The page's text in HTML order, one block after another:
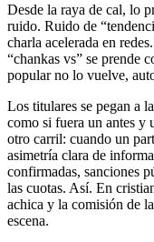
Desde la raya de cal, lo
ruido. Ruido de
charla acelerada en
“chankas vs” se prende
popular no lo vuelve,
Los titulares se pegan a
como si fuera un antes y
otro carril: cuando un
asimetría clara de
confirmadas, sanciones
las cuotas. Así. En
achica y la comisión de
escena.